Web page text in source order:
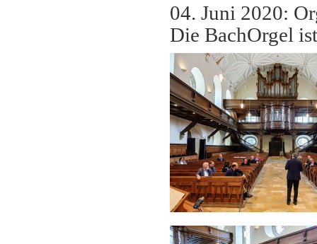
04. Juni 2020:
Die BachOrgel